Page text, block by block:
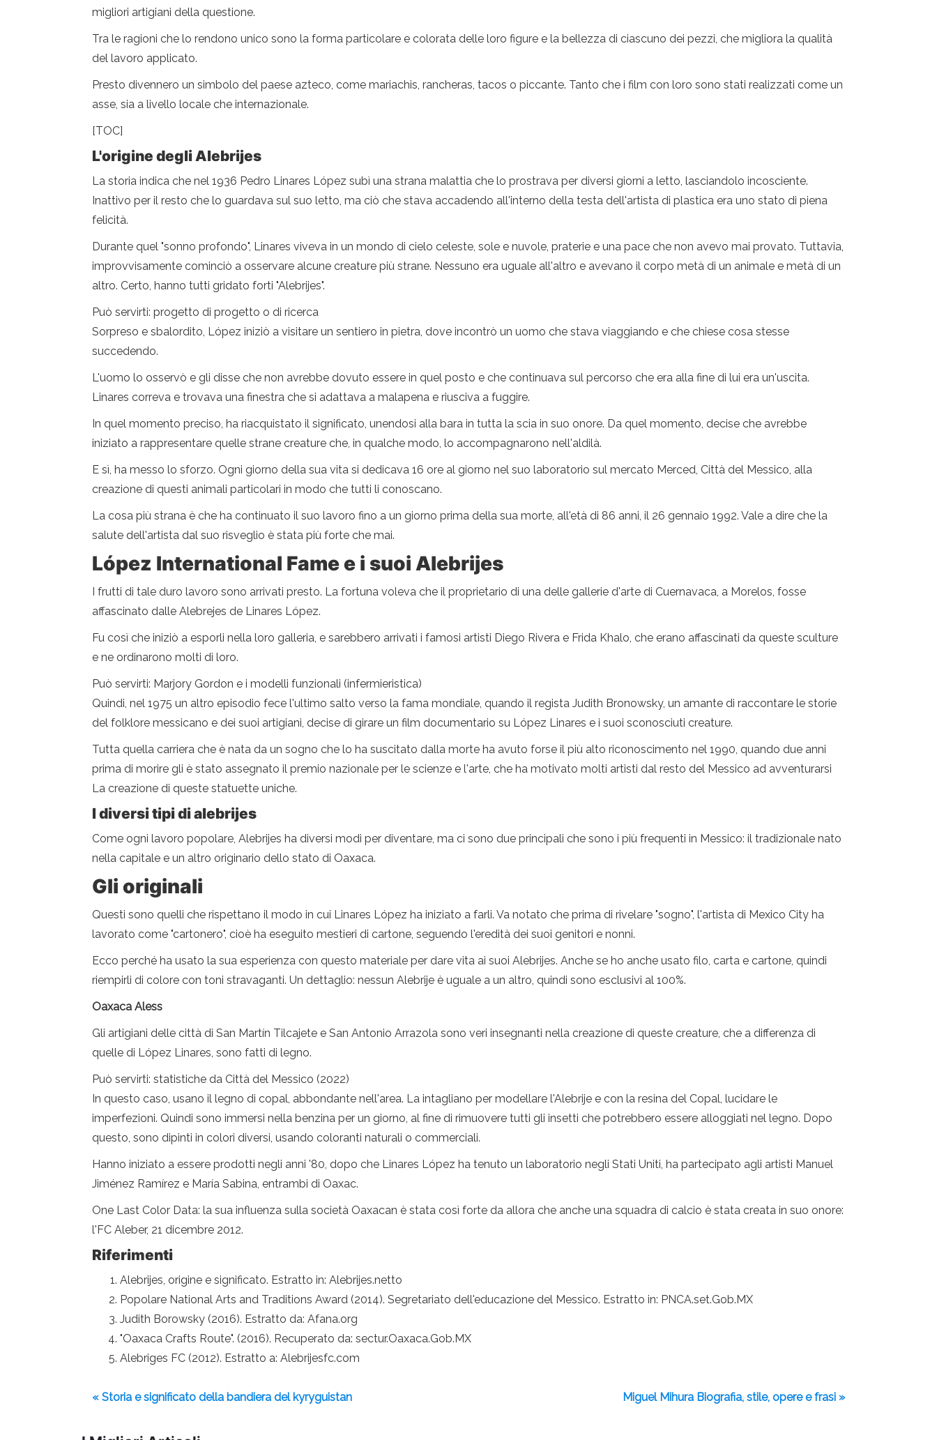
migliori artigiani della questione.
Tra le ragioni che lo rendono unico sono la forma particolare e colorata delle loro figure e la bellezza di ciascuno dei pezzi, che migliora la qualità
del lavoro applicato.
Presto divennero un simbolo del paese azteco, come mariachis, rancheras, tacos o piccante. Tanto che i film con loro sono stati realizzati come un
asse, sia a livello locale che internazionale.
[TOC]
L'origine degli Alebrijes
La storia indica che nel 1936 Pedro Linares López subì una strana malattia che lo prostrava per diversi giorni a letto, lasciandolo incosciente.
Inattivo per il resto che lo guardava sul suo letto, ma ciò che stava accadendo all'interno della testa dell'artista di plastica era uno stato di piena
felicità.
Durante quel "sonno profondo", Linares viveva in un mondo di cielo celeste, sole e nuvole, praterie e una pace che non avevo mai provato. Tuttavia,
improvvisamente cominciò a osservare alcune creature più strane. Nessuno era uguale all'altro e avevano il corpo metà di un animale e metà di un
altro. Certo, hanno tutti gridato forti "Alebrijes".
Può servirti: progetto di progetto o di ricerca
Sorpreso e sbalordito, López iniziò a visitare un sentiero in pietra, dove incontrò un uomo che stava viaggiando e che chiese cosa stesse
succedendo.
L'uomo lo osservò e gli disse che non avrebbe dovuto essere in quel posto e che continuava sul percorso che era alla fine di lui era un'uscita.
Linares correva e trovava una finestra che si adattava a malapena e riusciva a fuggire.
In quel momento preciso, ha riacquistato il significato, unendosi alla bara in tutta la scia in suo onore. Da quel momento, decise che avrebbe
iniziato a rappresentare quelle strane creature che, in qualche modo, lo accompagnarono nell'aldilà.
E sì, ha messo lo sforzo. Ogni giorno della sua vita si dedicava 16 ore al giorno nel suo laboratorio sul mercato Merced, Città del Messico, alla
creazione di questi animali particolari in modo che tutti li conoscano.
La cosa più strana è che ha continuato il suo lavoro fino a un giorno prima della sua morte, all'età di 86 anni, il 26 gennaio 1992. Vale a dire che la
salute dell'artista dal suo risveglio è stata più forte che mai.
López International Fame e i suoi Alebrijes
I frutti di tale duro lavoro sono arrivati ​​presto. La fortuna voleva che il proprietario di una delle gallerie d'arte di Cuernavaca, a Morelos, fosse
affascinato dalle Alebrejes de Linares López.
Fu così che iniziò a esporli nella loro galleria, e sarebbero arrivati ​​i famosi artisti Diego Rivera e Frida Khalo, che erano affascinati da queste sculture
e ne ordinarono molti di loro.
Può servirti: Marjory Gordon e i modelli funzionali (infermieristica)
Quindi, nel 1975 un altro episodio fece l'ultimo salto verso la fama mondiale, quando il regista Judith Bronowsky, un amante di raccontare le storie
del folklore messicano e dei suoi artigiani, decise di girare un film documentario su López Linares e i suoi sconosciuti creature.
Tutta quella carriera che è nata da un sogno che lo ha suscitato dalla morte ha avuto forse il più alto riconoscimento nel 1990, quando due anni
prima di morire gli è stato assegnato il premio nazionale per le scienze e l'arte, che ha motivato molti artisti dal resto del Messico ad avventurarsi
La creazione di queste statuette uniche.
I diversi tipi di alebrijes
Come ogni lavoro popolare, Alebrijes ha diversi modi per diventare, ma ci sono due principali che sono i più frequenti in Messico: il tradizionale nato
nella capitale e un altro originario dello stato di Oaxaca.
Gli originali
Questi sono quelli che rispettano il modo in cui Linares López ha iniziato a farli. Va notato che prima di rivelare "sogno", l'artista di Mexico City ha
lavorato come "cartonero", cioè ha eseguito mestieri di cartone, seguendo l'eredità dei suoi genitori e nonni.
Ecco perché ha usato la sua esperienza con questo materiale per dare vita ai suoi Alebrijes. Anche se ho anche usato filo, carta e cartone, quindi
riempirli di colore con toni stravaganti. Un dettaglio: nessun Alebrije è uguale a un altro, quindi sono esclusivi al 100%.
Oaxaca Aless
Gli artigiani delle città di San Martín Tilcajete e San Antonio Arrazola sono veri insegnanti nella creazione di queste creature, che a differenza di
quelle di López Linares, sono fatti di legno.
Può servirti: statistiche da Città del Messico (2022)
In questo caso, usano il legno di copal, abbondante nell'area. La intagliano per modellare l'Alebrije e con la resina del Copal, lucidare le
imperfezioni. Quindi sono immersi nella benzina per un giorno, al fine di rimuovere tutti gli insetti che potrebbero essere alloggiati nel legno. Dopo
questo, sono dipinti in colori diversi, usando coloranti naturali o commerciali.
Hanno iniziato a essere prodotti negli anni '80, dopo che Linares López ha tenuto un laboratorio negli Stati Uniti, ha partecipato agli artisti Manuel
Jiménez Ramírez e María Sabina, entrambi di Oaxac.
One Last Color Data: la sua influenza sulla società Oaxacan è stata così forte da allora che anche una squadra di calcio è stata creata in suo onore:
l'FC Aleber, 21 dicembre 2012.
Riferimenti
Alebrijes, origine e significato. Estratto in: Alebrijes.netto
Popolare National Arts and Traditions Award (2014). Segretariato dell'educazione del Messico. Estratto in: PNCA.set.Gob.MX
Judith Borowsky (2016). Estratto da: Afana.org
"Oaxaca Crafts Route". (2016). Recuperato da: sectur.Oaxaca.Gob.MX
Alebriges FC (2012). Estratto a: Alebrijesfc.com
« Storia e significato della bandiera del kyryguistan Miguel Mihura Biografia, stile, opere e frasi »